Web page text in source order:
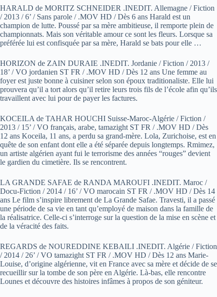
HARALD de MORITZ SCHNEIDER .INEDIT. Allemagne / Fiction
/ 2013 / 6’ / Sans parole / .MOV HD / Dès 6 ans Harald est un
champion de lutte. Poussé par sa mère ambitieuse, il remporte plein de
championnats. Mais son véritable amour ce sont les fleurs. Lorsque sa
préférée lui est confisquée par sa mère, Harald se bats pour elle …
HORIZON de ZAIN DURAIE .INEDIT. Jordanie / Fiction / 2013 /
18’ / VO jordanien ST FR / .MOV HD / Dès 12 ans Une femme au
foyer est juste bonne à cuisiner selon son époux traditionaliste. Elle lui
prouvera qu’il a tort alors qu’il retire leurs trois fils de l’école afin qu’ils
travaillent avec lui pour de payer les factures.
KOCEILA de TAHAR HOUCHI Suisse-Maroc-Algérie / Fiction /
2013 / 15’ / VO français, arabe, tamazight ST FR / .MOV HD / Dès
12 ans Koceila, 11 ans, a perdu sa grand-mère. Lola, Zurichoise, est en
quête de son enfant dont elle a été séparée depuis longtemps. Rmimez,
un artiste algérien ayant fui le terrorisme des années “rouges” devient
le gardien du cimetière. Ils se rencontrent.
LA GRANDE SAFAE de RANDA MAROUFI .INEDIT. Maroc /
Docu-Fiction / 2014 / 16’ / VO marocain ST FR / .MOV HD / Dès 14
ans Le film s’inspire librement de La Grande Safae. Travesti, il a passé
une période de sa vie en tant qu’employé de maison dans la famille de
la réalisatrice. Celle-ci s’interroge sur la question de la mise en scène et
de la véracité des faits.
REGARDS de NOUREDDINE KEBAILI .INEDIT. Algérie / Fiction
/ 2014 / 26’ / VO tamazight ST FR / .MOV HD / Dès 12 ans Marie-
Louise, d’origine algérienne, vit en France avec sa mère et décide de se
recueillir sur la tombe de son père en Algérie. Là-bas, elle rencontre
Lounes et découvre des histoires infâmes à propos de son géniteur.